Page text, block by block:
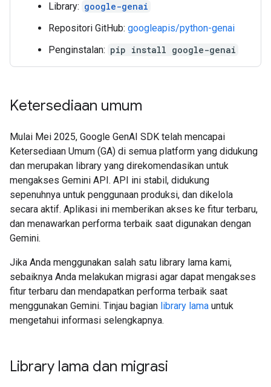
Library: google-genai
Repositori GitHub: googleapis/python-genai
Penginstalan: pip install google-genai
Ketersediaan umum
Mulai Mei 2025, Google GenAI SDK telah mencapai
Ketersediaan Umum (GA) di semua platform yang didukung
dan merupakan library yang direkomendasikan untuk
mengakses Gemini API. API ini stabil, didukung
sepenuhnya untuk penggunaan produksi, dan dikelola
secara aktif. Aplikasi ini memberikan akses ke fitur terbaru,
dan menawarkan performa terbaik saat digunakan dengan
Gemini.
Jika Anda menggunakan salah satu library lama kami,
sebaiknya Anda melakukan migrasi agar dapat mengakses
fitur terbaru dan mendapatkan performa terbaik saat
menggunakan Gemini. Tinjau bagian library lama untuk
mengetahui informasi selengkapnya.
Library lama dan migrasi